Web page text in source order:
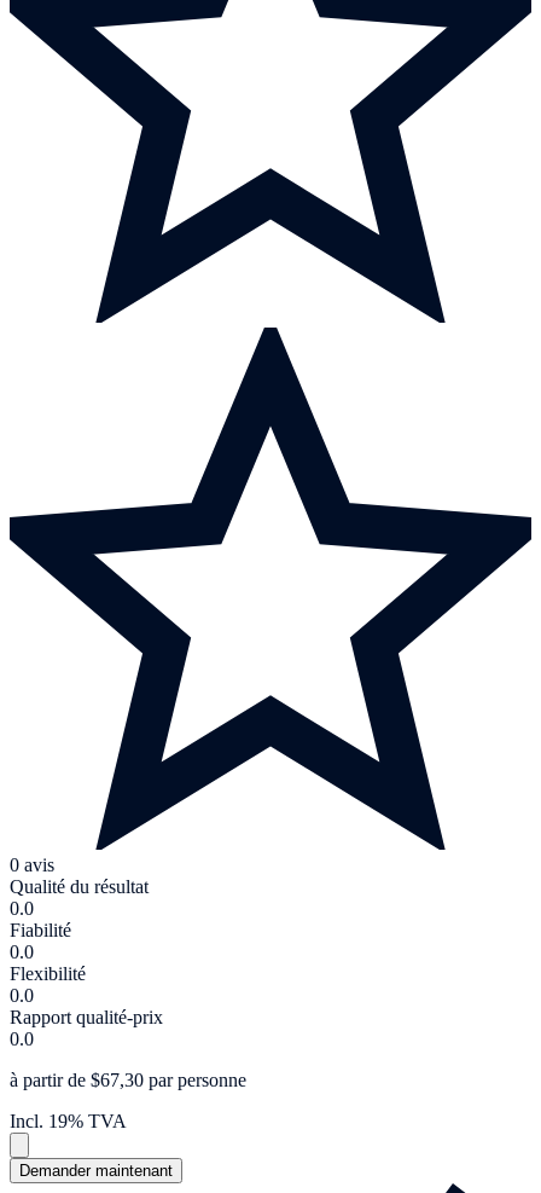
0 avis
Qualité du résultat
0.0
Fiabilité
0.0
Flexibilité
0.0
Rapport qualité-prix
0.0
à partir de $67,30 par personne
Incl. 19% TVA
Demander maintenant